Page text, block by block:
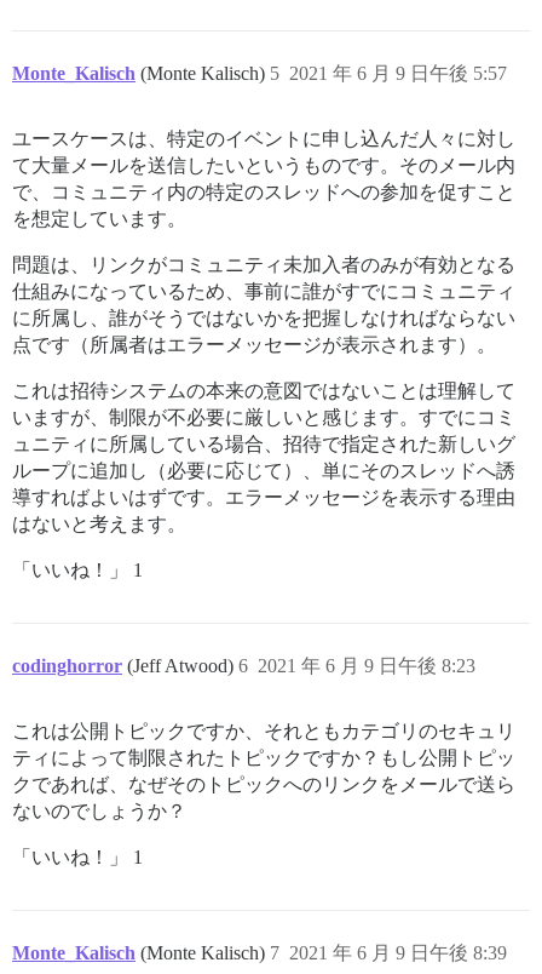
Monte_Kalisch (Monte Kalisch) 2021 年 6 月 9 日午後 5:57
5
ユースケースは、特定のイベントに申し込んだ人々に対し
て大量メールを送信したいというものです。そのメール内
で、コミュニティ内の特定のスレッドへの参加を促すこと
を想定しています。
問題は、リンクがコミュニティ未加入者のみが有効となる
仕組みになっているため、事前に誰がすでにコミュニティ
に所属し、誰がそうではないかを把握しなければならない
点です（所属者はエラーメッセージが表示されます）。
これは招待システムの本来の意図ではないことは理解して
いますが、制限が不必要に厳しいと感じます。すでにコミ
ュニティに所属している場合、招待で指定された新しいグ
ループに追加し（必要に応じて）、単にそのスレッドへ誘
導すればよいはずです。エラーメッセージを表示する理由
はないと考えます。
「いいね！」 1
codinghorror (Jeff Atwood) 2021 年 6 月 9 日午後 8:23
6
これは公開トピックですか、それともカテゴリのセキュリ
ティによって制限されたトピックですか？もし公開トピッ
クであれば、なぜそのトピックへのリンクをメールで送ら
ないのでしょうか？
「いいね！」 1
Monte_Kalisch (Monte Kalisch) 2021 年 6 月 9 日午後 8:39
7